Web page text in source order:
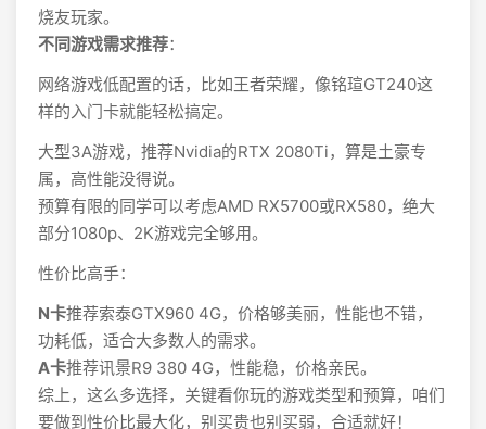
烧友玩家。
不同游戏需求推荐：
网络游戏低配置的话，比如王者荣耀，像铭瑄GT240这
样的入门卡就能轻松搞定。
大型3A游戏，推荐Nvidia的RTX 2080Ti，算是土豪专
属，高性能没得说。
预算有限的同学可以考虑AMD RX5700或RX580，绝大
部分1080p、2K游戏完全够用。
性价比高手：
N卡推荐索泰GTX960 4G，价格够美丽，性能也不错，
功耗低，适合大多数人的需求。
A卡推荐讯景R9 380 4G，性能稳，价格亲民。
综上，这么多选择，关键看你玩的游戏类型和预算，咱们
要做到性价比最大化，别买贵也别买弱，合适就好！